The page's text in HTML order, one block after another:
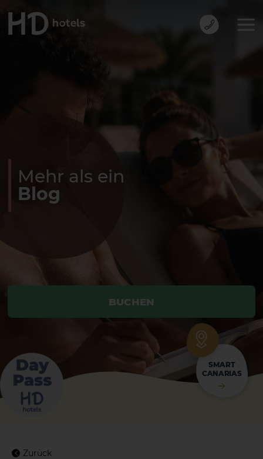
BUCHEN
BUCHEN
Mehr als ein
Blog
SMART
CANARIAS
Zurück